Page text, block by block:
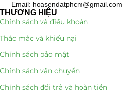
Email: hoasendatphcm@gmail.com
THƯƠNG HIỆU
Chính sách và điều khoản
Thắc mắc và khiếu nại
Chính sách bảo mật
Chính sách vận chuyển
Chính sách đổi trả và hoàn tiền